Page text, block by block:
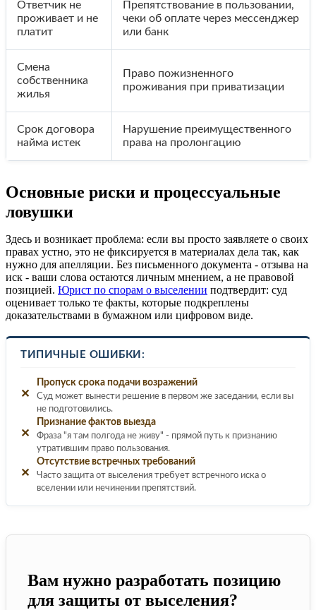
Ответчик не
проживает и не
платит
Препятствование в пользовании,
чеки об оплате через мессенджер
или банк
Смена
собственника
жилья
Право пожизненного
проживания при приватизации
Срок договора
найма истек
Нарушение преимущественного
права на пролонгацию
Основные риски и процессуальные
ловушки
Здесь и возникает проблема: если вы просто заявляете о своих
правах устно, это не фиксируется в материалах дела так, как
нужно для апелляции. Без письменного документа - отзыва на
иск - ваши слова остаются личным мнением, а не правовой
позицией. Юрист по спорам о выселении подтвердит: суд
оценивает только те факты, которые подкреплены
доказательствами в бумажном или цифровом виде.
ТИПИЧНЫЕ ОШИБКИ:
✕
Пропуск срока подачи возражений
Суд может вынести решение в первом же заседании, если вы
не подготовились.
✕
Признание фактов выезда
Фраза "я там полгода не живу" - прямой путь к признанию
утратившим право пользования.
✕
Отсутствие встречных требований
Часто защита от выселения требует встречного иска о
вселении или нечинении препятствий.
Вам нужно разработать позицию
для защиты от выселения?